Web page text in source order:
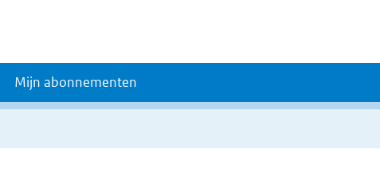
Mijn abonnementen